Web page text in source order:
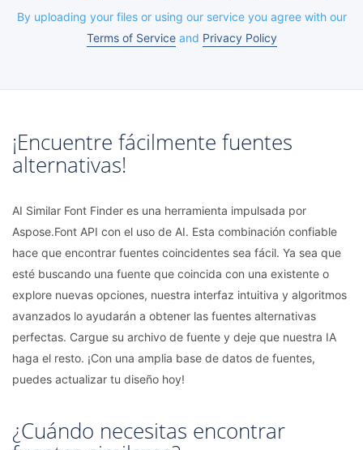
By uploading your files or using our service you agree with our
Terms of Serviceand Privacy Policy
¡Encuentre fácilmente fuentes
alternativas!
AI Similar Font Finder es una herramienta impulsada por
Aspose.Font API con el uso de AI. Esta combinación confiable
hace que encontrar fuentes coincidentes sea fácil. Ya sea que
esté buscando una fuente que coincida con una existente o
explore nuevas opciones, nuestra interfaz intuitiva y algoritmos
avanzados lo ayudarán a obtener las fuentes alternativas
perfectas. Cargue su archivo de fuente y deje que nuestra IA
haga el resto. ¡Con una amplia base de datos de fuentes,
puedes actualizar tu diseño hoy!
¿Cuándo necesitas encontrar